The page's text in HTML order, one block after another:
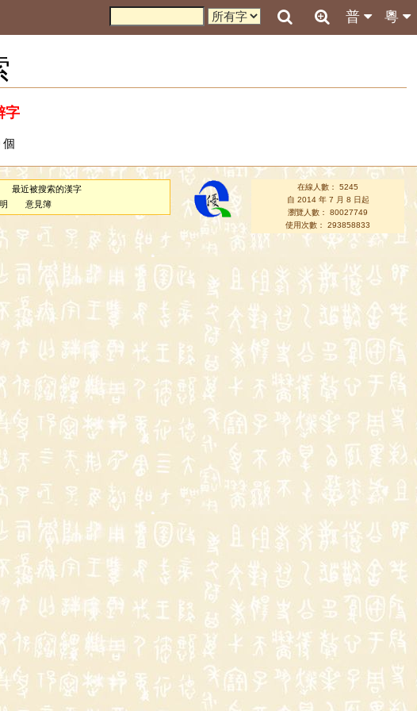
粵
普
字
個
最近被搜索的漢字
意見簿
在線人數： 5245
自 2014 年 7 月 8 日起
瀏覽人數： 80027749
使用次數： 293858833